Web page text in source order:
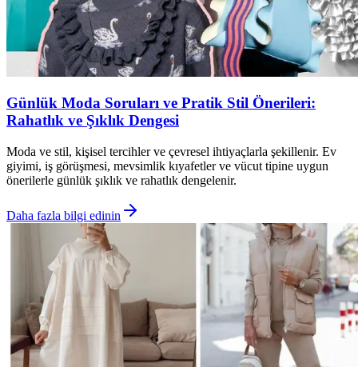
Günlük Moda Soruları ve Pratik Stil Önerileri:
Rahatlık ve Şıklık Dengesi
Moda ve stil, kişisel tercihler ve çevresel ihtiyaçlarla şekillenir. Ev
giyimi, iş görüşmesi, mevsimlik kıyafetler ve vücut tipine uygun
önerilerle günlük şıklık ve rahatlık dengelenir.
Daha fazla bilgi edinin